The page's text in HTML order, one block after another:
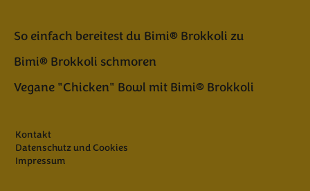
So einfach bereitest du Bimi® Brokkoli zu
Bimi® Brokkoli schmoren
Vegane "Chicken" Bowl mit Bimi® Brokkoli
Kontakt
Datenschutz und Cookies
Impressum